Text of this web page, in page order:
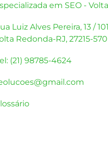
em SEO -
Luiz Alves Pereira, 13 /
Redonda-RJ, 27215-570
(21) 98785-4624